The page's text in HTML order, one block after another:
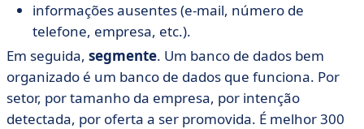
informações ausentes (e-mail, número de
telefone, empresa, etc.).
Em seguida, segmente. Um banco de dados bem
organizado é um banco de dados que funciona. Por
setor, por tamanho da empresa, por intenção
detectada, por oferta a ser promovida. É melhor 300